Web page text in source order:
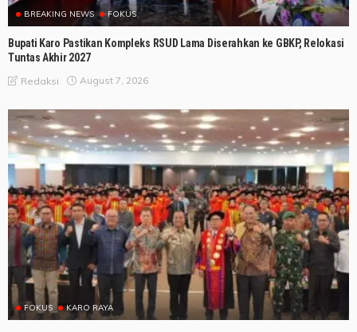
BREAKING NEWS FOKUS
Bupati Karo Pastikan Kompleks RSUD Lama Diserahkan ke GBKP, Relokasi
Tuntas Akhir 2027
Redaksi August 7, 2026
FOKUS KARO RAYA